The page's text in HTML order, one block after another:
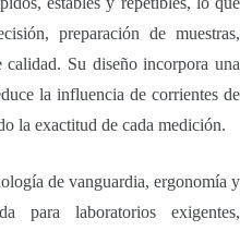
preparación de muestras,
Su diseño incorpora una
la influencia de corrientes de
la exactitud de cada medición.
de vanguardia, ergonomía y
para laboratorios exigentes,